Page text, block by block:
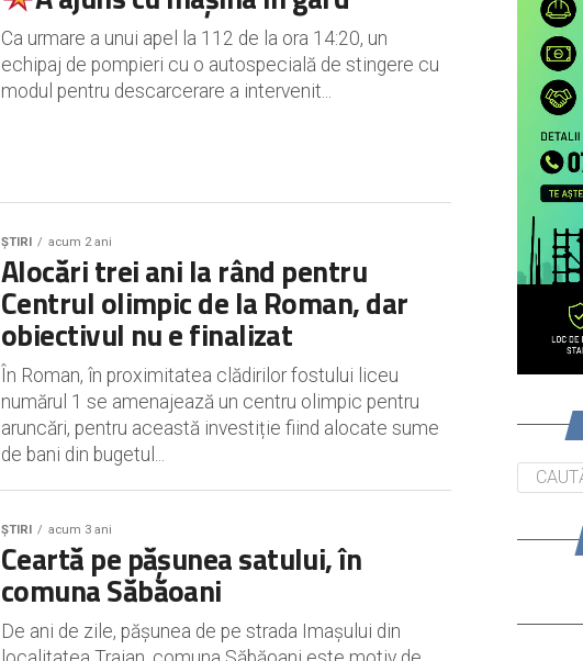
Ca urmare a unui apel la 112 de la ora 14:20, un
echipaj de pompieri cu o autospecială de stingere cu
modul pentru descarcerare a intervenit...
ȘTIRI acum 2 ani
Alocări trei ani la rând pentru
Centrul olimpic de la Roman, dar
obiectivul nu e finalizat
În Roman, în proximitatea clădirilor fostului liceu
numărul 1 se amenajează un centru olimpic pentru
aruncări, pentru această investiție fiind alocate sume
de bani din bugetul...
ȘTIRI acum 3 ani
Ceartă pe pășunea satului, în
comuna Săbăoani
De ani de zile, pășunea de pe strada Imașului din